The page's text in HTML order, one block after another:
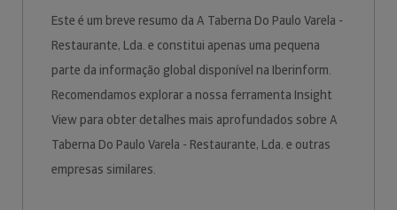
Este é um breve resumo da A Taberna Do Paulo Varela -
Restaurante, Lda. e constitui apenas uma pequena
parte da informação global disponível na Iberinform.
Recomendamos explorar a nossa ferramenta Insight
View para obter detalhes mais aprofundados sobre A
Taberna Do Paulo Varela - Restaurante, Lda. e outras
empresas similares.